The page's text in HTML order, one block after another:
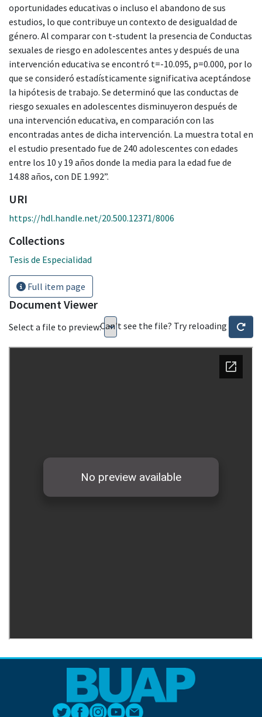
oportunidades educativas o incluso el abandono de sus
estudios, lo que contribuye un contexto de desigualdad de
género. Al comparar con t-student la presencia de Conductas
sexuales de riesgo en adolescentes antes y después de una
intervención educativa se encontró t=-10.095, p=0.000, por lo
que se consideró estadísticamente significativa aceptándose
la hipótesis de trabajo. Se determinó que las conductas de
riesgo sexuales en adolescentes disminuyeron después de
una intervención educativa, en comparación con las
encontradas antes de dicha intervención. La muestra total en
el estudio presentado fue de 240 adolescentes con edades
entre los 10 y 19 años donde la media para la edad fue de
URI
https://hdl.handle.net/20.500.12371/8006
Collections
Tesis de Especialidad
Full item page
Document Viewer
Select a file to preview:Can't see the file? Try reloading